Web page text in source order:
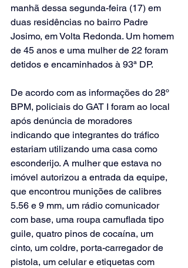
manhã dessa segunda-feira (17) em
duas residências no bairro Padre
Josimo, em Volta Redonda. Um homem
de 45 anos e uma mulher de 22 foram
detidos e encaminhados à 93ª DP.
De acordo com as informações do 28º
BPM, policiais do GAT I foram ao local
após denúncia de moradores
indicando que integrantes do tráfico
estariam utilizando uma casa como
esconderijo. A mulher que estava no
imóvel autorizou a entrada da equipe,
que encontrou munições de calibres
5.56 e 9 mm, um rádio comunicador
com base, uma roupa camuflada tipo
guile, quatro pinos de cocaína, um
cinto, um coldre, porta-carregador de
pistola, um celular e etiquetas com